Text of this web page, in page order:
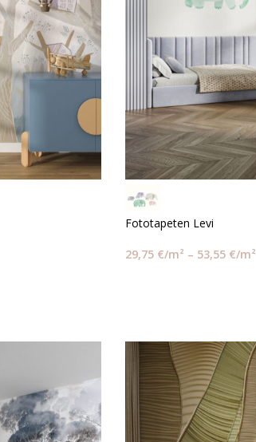
Fototapeten Levi
29,75 €/m² – 53,55 €/m²